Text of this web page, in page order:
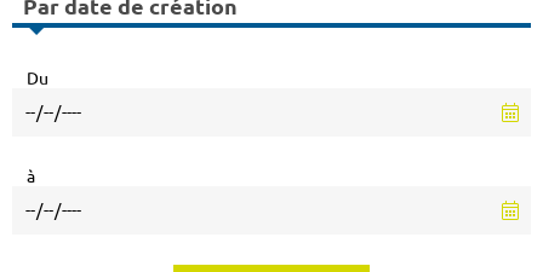
Par date de création
Du
à